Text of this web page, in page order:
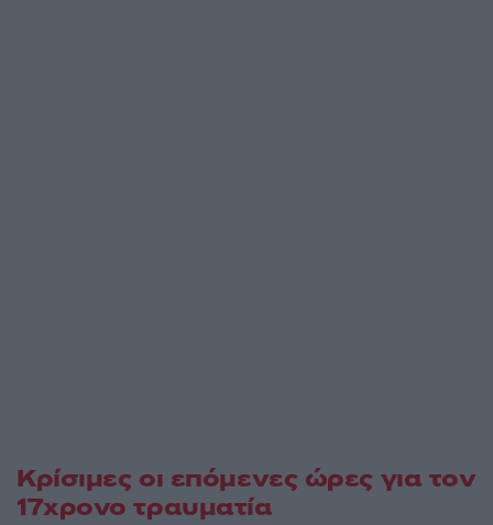
Κρίσιμες οι επόμενες ώρες για τον
17χρονο τραυματία